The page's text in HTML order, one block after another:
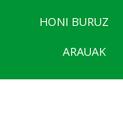
HONI BURUZ
ARAUAK